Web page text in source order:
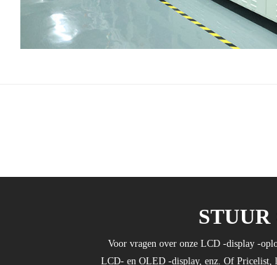
Voor vragen over onze LCD -display -
LCD- en OLED -display, enz. Of Pricelist,